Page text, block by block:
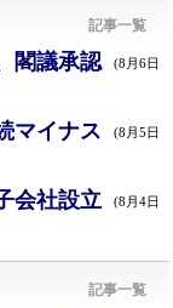
記事一覧
閣議承認 (8月6日
マイナス (8月5日
会社設立 (8月4日
記事一覧